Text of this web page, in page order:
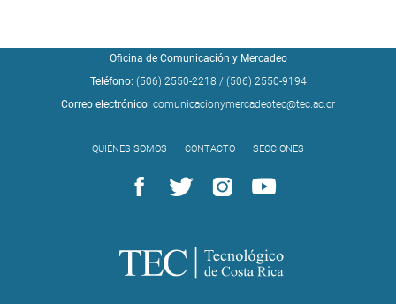
Oficina de Comunicación y Mercadeo
Teléfono: (506) 2550-2218 / (506) 2550-9194
Correo electrónico: comunicacionymercadeotec@tec.ac.cr
QUIÉNES SOMOS CONTACTO SECCIONES